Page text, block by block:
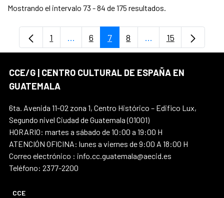
Mostrando el intervalo 73 - 84 de 175 resultados.
Página
1 ...Páginas intermedias Use TAB para
Página
6 Página
7 Página
8 ...PáginasPágina
15
CCE/G | CENTRO CULTURAL DE ESPAÑA EN
GUATEMALA
6ta. Avenida 11-02 zona 1, Centro Histórico – Edifico Lux,
Segundo nivel Ciudad de Guatemala (01001)
HORARIO: martes a sábado de 10:00 a 19:00 H
ATENCIÓN OFICINA: lunes a viernes de 9:00 A 18:00 H
Correo electrónico : info.cc.guatemala@aecid.es
Teléfono: 2377-2200
CCE